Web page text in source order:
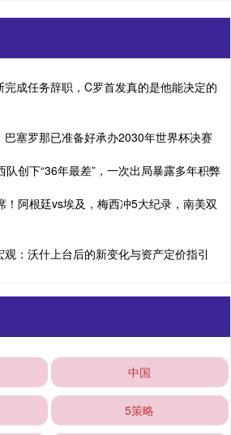
成任务辞职，C罗首发真的是他能决定的
塞罗那已准备好承办2030年世界杯决赛
创下“36年最差”，一次出局暴露多年积弊
！阿根廷vs埃及，梅西冲5大纪录，南美双
：沃什上台后的新变化与资产定价指引
中国
5策略